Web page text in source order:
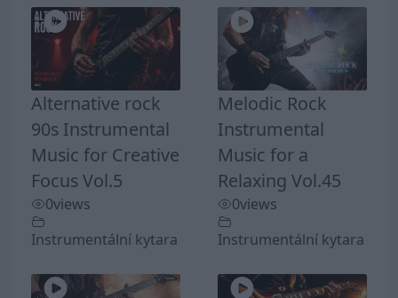
Alternative rock
90s Instrumental
Music for Creative
Focus Vol.5
0views
Instrumentální kytara
Melodic Rock
Instrumental
Music for a
Relaxing Vol.45
0views
Instrumentální kytara